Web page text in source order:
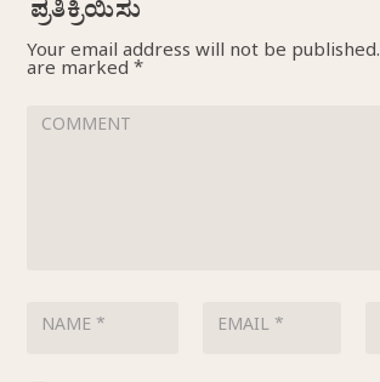
Your email address will not be published.
are marked *